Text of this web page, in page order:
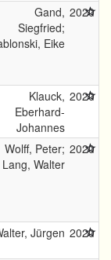
Gand,
Siegfried;
Eike
2020
Klauck,
Eberhard-
Johannes
2020
Wolff, Peter;
Lang, Walter
2020
Jürgen 2020